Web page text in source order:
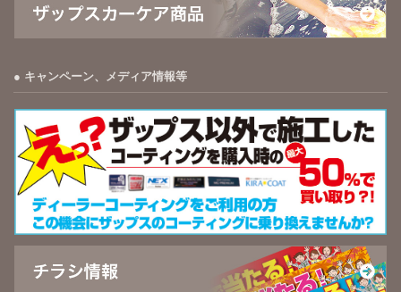
キャンペーン、メディア情報等